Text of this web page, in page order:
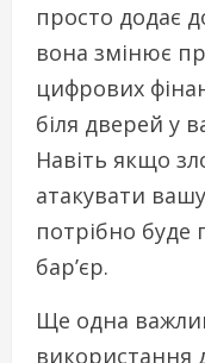
просто додає
вона змінює
цифрових
біля дверей у
Навіть якщо
атакувати
потрібно
бар’єр.
Ще одна
використання